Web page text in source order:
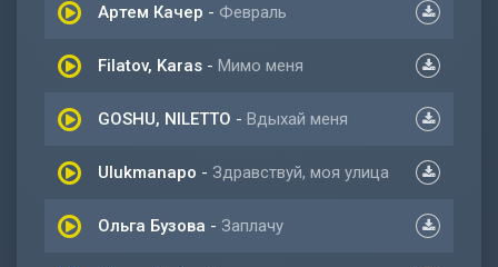
Артем Качер - Февраль
Filatov, Karas - Мимо меня
GOSHU, NILETTO - Вдыхай меня
Ulukmanapo - Здравствуй, моя улица
Ольга Бузова - Заплачу